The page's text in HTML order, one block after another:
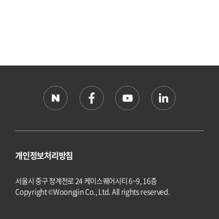
개인정보처리방침
서울시 중구 청계천로 24 케이스퀘어시티 6~9, 16층
Copyright ©Woongjin Co., Ltd. All rights reserved.